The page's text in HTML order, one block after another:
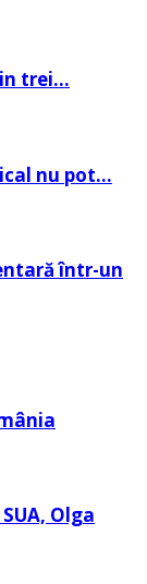
trei…
nu pot…
într-un
Olga